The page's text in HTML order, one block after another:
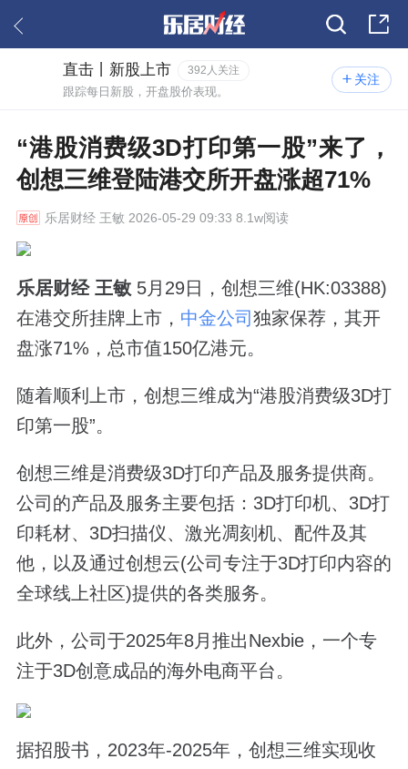
关注
直击丨新股上市 392人关注
跟踪每日新股，开盘股价表现。
“港股消费级3D打印第一股”来了，
创想三维登陆港交所开盘涨超71%
乐居财经王敏 2026-05-29 09:33 8.1w阅读
乐居财经 王敏 5月29日，创想三维(HK:03388)
在港交所挂牌上市， 中金公司 独家保荐，其开
盘涨71%，总市值150亿港元。
随着顺利上市，创想三维成为“港股消费级3D打
印第一股”。
创想三维是消费级3D打印产品及服务提供商。
公司的产品及服务主要包括：3D打印机、3D打
印耗材、3D扫描仪、激光凋刻机、配件及其
他，以及通过创想云(公司专注于3D打印内容的
全球线上社区)提供的各类服务。
此外，公司于2025年8月推出Nexbie，一个专
注于3D创意成品的海外电商平台。
据招股书，2023年-2025年，创想三维实现收